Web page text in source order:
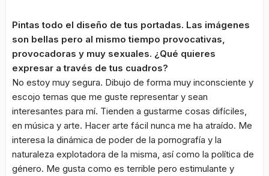
Pintas todo el diseño de tus portadas. Las imágenes
son bellas pero al mismo tiempo provocativas,
provocadoras y muy sexuales. ¿Qué quieres
expresar a través de tus cuadros?
No estoy muy segura. Dibujo de forma muy inconsciente y
escojo temas que me guste representar y sean
interesantes para mí. Tienden a gustarme cosas difíciles,
en música y arte. Hacer arte fácil nunca me ha atraído. Me
interesa la dinámica de poder de la pornografía y la
naturaleza explotadora de la misma, así como la política de
género. Me gusta como es terrible pero estimulante y